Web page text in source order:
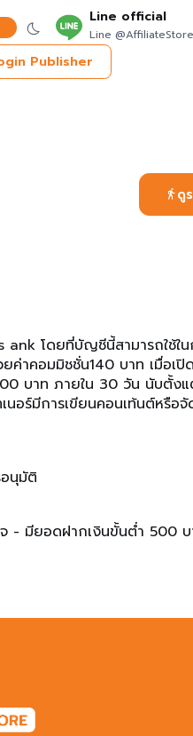
Line official
Line @AffiliateStore
Publisher
ดู
โดยที่บัญชีนี้สามารถใช้ใน
ค่าคอมมิชชั่น140 บาท เมื่อเ
บาท ภายใน 30 วัน นับตั้ง
นอร์มีการเขียนคอนเท้นต์หรือ
อนุมัติ
จ - มียอดฝากเงินขั้นต่ำ 500